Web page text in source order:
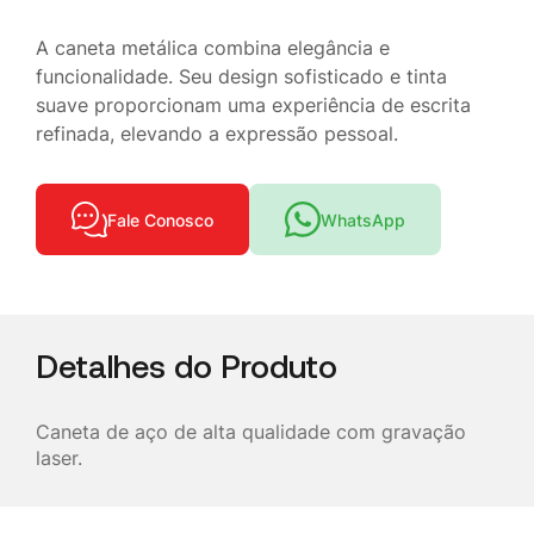
A caneta metálica combina elegância e
funcionalidade. Seu design sofisticado e tinta
suave proporcionam uma experiência de escrita
refinada, elevando a expressão pessoal.
Fale Conosco WhatsApp
Detalhes do Produto
Caneta de aço de alta qualidade com gravação
laser.